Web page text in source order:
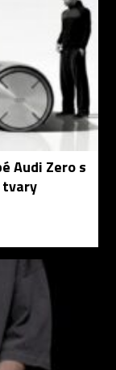
Audi Zero s
tvary